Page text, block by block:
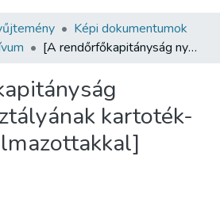
Képi dokumentumok
[A rendőrfőkapitányság nyomozó osztályának kartoték-szobája alkalmazottakkal]
kartoték-